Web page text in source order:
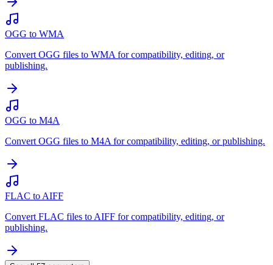
OGG to WMA
Convert OGG files to WMA for compatibility, editing, or
publishing.
OGG to M4A
Convert OGG files to M4A for compatibility, editing, or publishing.
FLAC to AIFF
Convert FLAC files to AIFF for compatibility, editing, or
publishing.